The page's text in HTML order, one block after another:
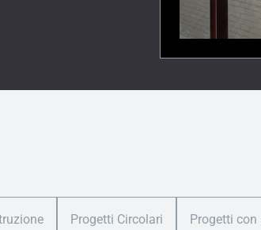
Progetti Circolari Progetti